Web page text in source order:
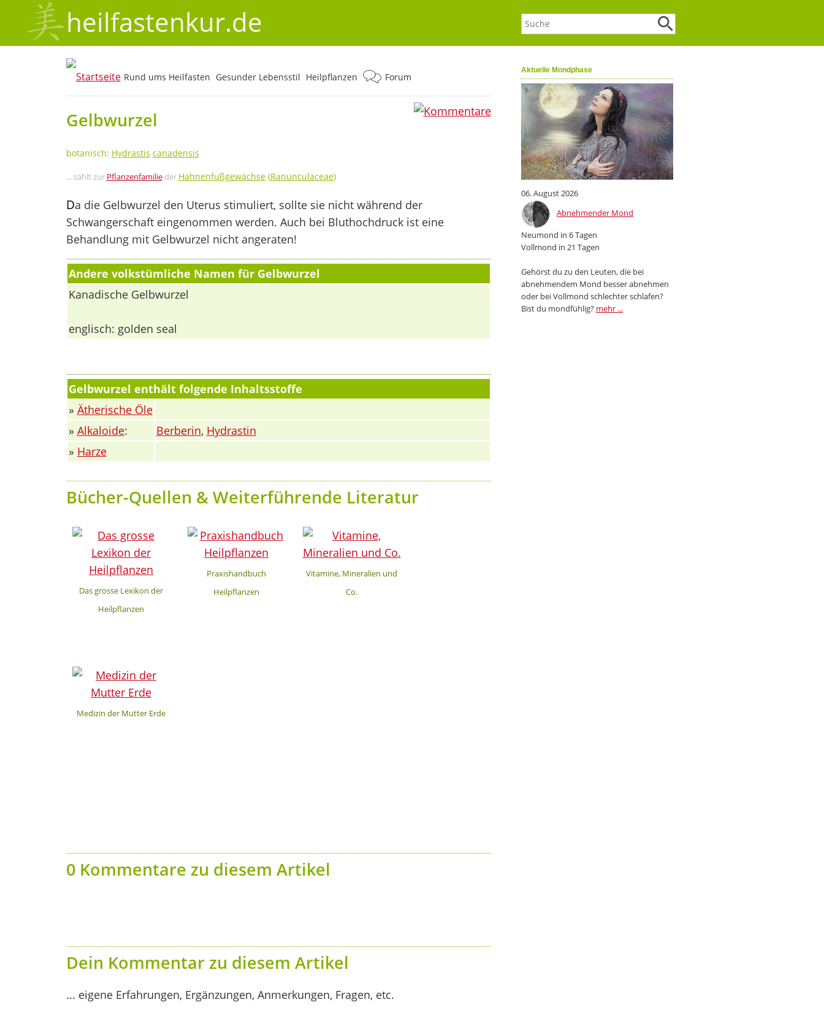
heilfastenkur.de
Aktuelle Mondphase
06. August 2026
Abnehmender Mond
Neumond in 6 Tagen
Vollmond in 21 Tagen
Gehörst du zu den Leuten, die bei
abnehmendem Mond besser abnehmen
oder bei Vollmond schlechter schlafen?
Bist du mondfühlig? mehr ...
Rund ums Heilfasten Gesunder Lebensstil Heilpflanzen
Forum
0
Gelbwurzel
botanisch: Hydrastis canadensis
... zählt zur Pflanzenfamilieder Hahnenfußgewächse(Ranunculaceae)
Da die Gelbwurzel den Uterus stimuliert, sollte sie nicht während der
Schwangerschaft eingenommen werden. Auch bei Bluthochdruck ist eine
Behandlung mit Gelbwurzel nicht angeraten!
Andere volkstümliche Namen für Gelbwurzel
Kanadische Gelbwurzel
englisch: golden seal
Gelbwurzel enthält folgende Inhaltsstoffe
» Ätherische Öle
» Alkaloide: Berberin, Hydrastin
» Harze
Bücher-Quellen & Weiterführende Literatur
Das grosse Lexikon der
Heilpflanzen
Praxishandbuch
Heilpflanzen
Vitamine, Mineralien und
Co.
Medizin der Mutter Erde
0 Kommentare zu diesem Artikel
Dein Kommentar zu diesem Artikel
... eigene Erfahrungen, Ergänzungen, Anmerkungen, Fragen, etc.